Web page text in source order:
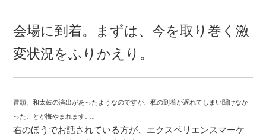
会場に到着。まずは、今を取り巻く激
変状況をふりかえり。
冒頭、和太鼓の演出があったようなのですが、私の到着が遅れてしまい聞けなか
ったことが悔やまれます…。
右のほうでお話されている方が、エクスペリエンスマーケ